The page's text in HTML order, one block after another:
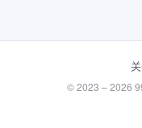
© 2023 – 2026